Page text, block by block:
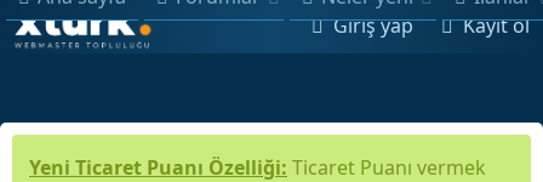
Giriş yap Kayıt ol
Yeni Ticaret Puanı Özelliği: Ticaret Puanı vermek